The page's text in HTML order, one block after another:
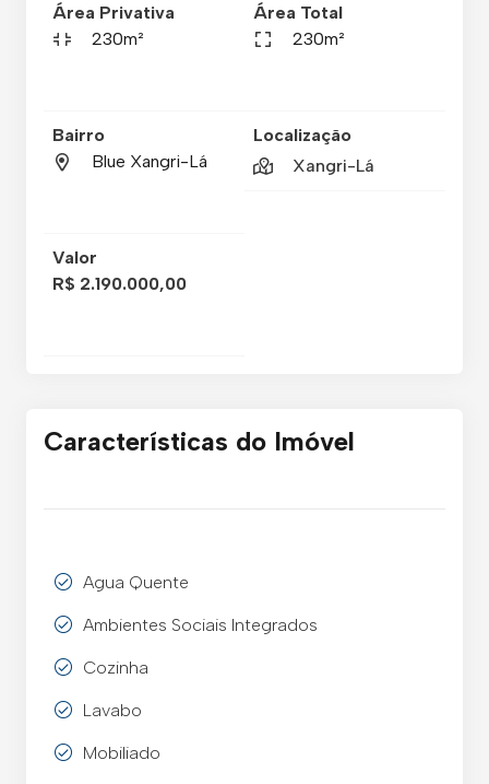
Área Privativa
230m²
Área Total
230m²
Bairro
Blue Xangri-Lá
Localização
Xangri-Lá
Valor
R$ 2.190.000,00
Características do Imóvel
Agua Quente
Ambientes Sociais Integrados
Cozinha
Lavabo
Mobiliado